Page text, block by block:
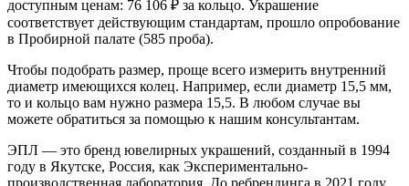
доступным ценам: 76 106 ₽ за кольцо. Украшение
соответствует действующим стандартам, прошло опробование
в Пробирной палате (585 проба).
Чтобы подобрать размер, проще всего измерить внутренний
диаметр имеющихся колец. Например, если диаметр 15,5 мм,
то и кольцо вам нужно размера 15,5. В любом случае вы
можете обратиться за помощью к нашим консультантам.
ЭПЛ — это бренд ювелирных украшений, созданный в 1994
году в Якутске, Россия, как Экспериментально-
производственная лаборатория. До ребрендинга в 2021 году